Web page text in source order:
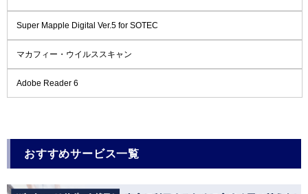
Super Mapple Digital Ver.5 for SOTEC
マカフィー・ウイルススキャン
Adobe Reader 6
おすすめサービス一覧